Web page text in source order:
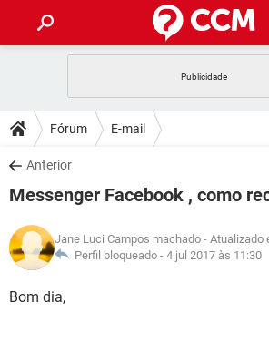
CELULAR
OUTLOOK
INSTAGRAM GMAIL
GUIA DE COMPRAS
DICAS
JOGOS
INSTAGRAM GMAIL
GUIA DE COMPRAS
DOWNLOADS
JOGOS
CELULAR
OUTLOOK EXCEL
INSTAGRAM
JOGOS
CELULAR
OUTLOOK
GLOSSÁRIO
JOGOS
Fórum E-mail
Anterior
Messenger Facebook , como
Jane Luci Campos machado - Atualizado
Perfil bloqueado - 4 jul 2017 às 11:30
Bom dia,